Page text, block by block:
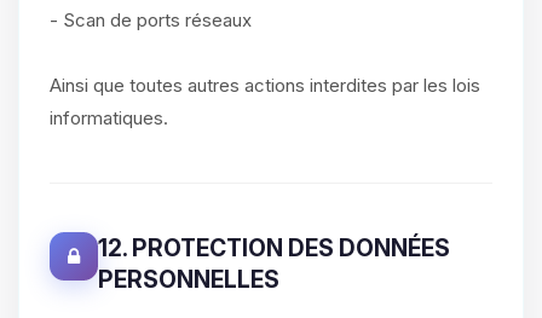
- Scan de ports réseaux
Ainsi que toutes autres actions interdites par les lois
informatiques.
12. PROTECTION DES DONNÉES
PERSONNELLES